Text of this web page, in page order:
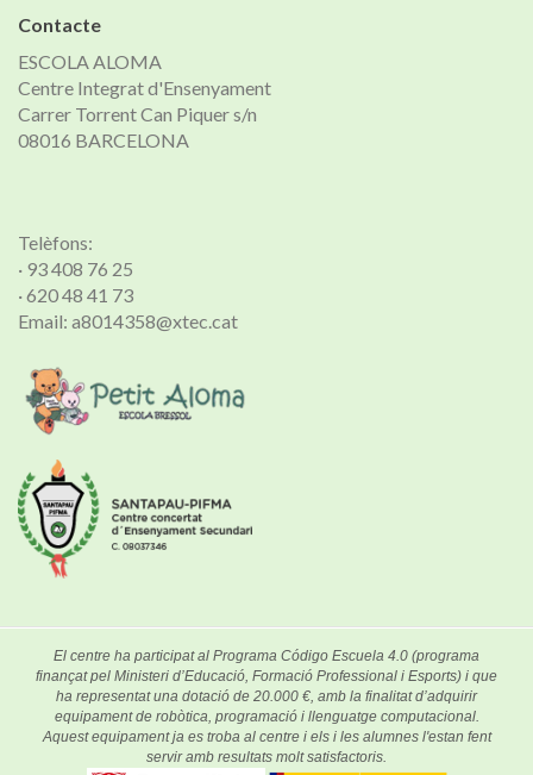
Contacte
ESCOLA ALOMA
Centre Integrat d'Ensenyament
Carrer Torrent Can Piquer s/n
08016 BARCELONA
Telèfons:
· 93 408 76 25
· 620 48 41 73
Email: a8014358@xtec.cat
El centre ha participat al Programa Código Escuela 4.0 (programa
finançat pel Ministeri d’Educació, Formació Professional i Esports) i que
ha representat una dotació de 20.000 €, amb la finalitat d’adquirir
equipament de robòtica, programació i llenguatge computacional.
Aquest equipament ja es troba al centre i els i les alumnes l'estan fent
servir amb resultats molt satisfactoris.